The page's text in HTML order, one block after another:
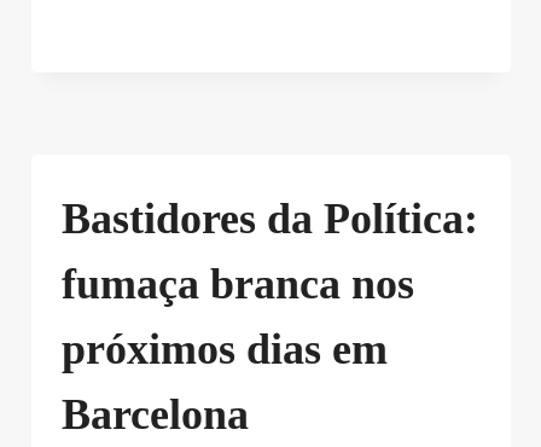
Bastidores da Política:
fumaça branca nos
próximos dias em
Barcelona